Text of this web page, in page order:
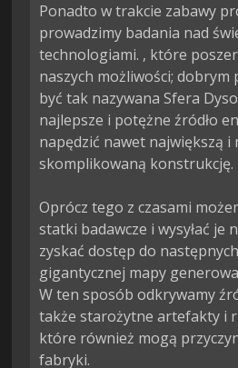
Ponadto w trakcie zabawy
prowadzimy badania nad
technologiami. , które
naszych możliwości; dobrym
być tak nazywana Sfera
najlepsze i potężne źródło
napędzić nawet największą i
skomplikowaną konstrukcję.
Oprócz tego z czasami
statki badawcze i wysyłać je
zyskać dostęp do
gigantycznej mapy
W ten sposób odkrywamy
także starożytne artefakty i
które również mogą
fabryki.